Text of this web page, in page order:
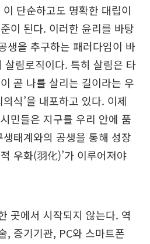
단순하고도 명확한 대립이
이 된다. 이러한 윤리를 바탕
생을 추구하는 패러다임이 바
살림로직이다. 특히 살림은 타
곧 나를 살리는 길이라는 우
식’을 내포하고 있다. 이제
민들은 지구를 우리 안에 품
태계와의 공생을 통해 성장
우화(羽化)’가 이루어져야
곳에서 시작되지 않는다. 역
, 증기기관, PC와 스마트폰